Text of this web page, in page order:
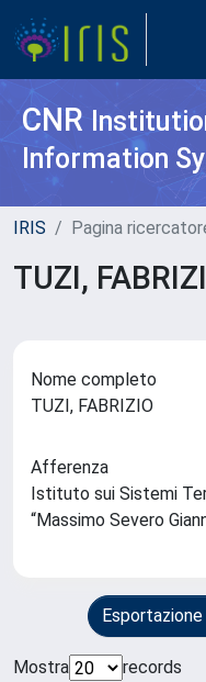
CNR
Information
IRIS Pagina
TUZI,
Nome completo
TUZI, FABRIZIO
Afferenza
Istituto sui Sistemi
“Massimo Severo
Esportazione
Mostra
records